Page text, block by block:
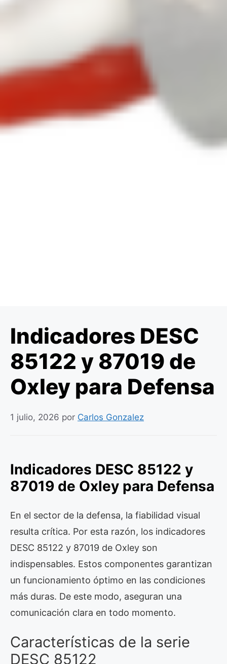
Indicadores DESC
85122 y 87019 de
Oxley para Defensa
1 julio, 2026 por Carlos Gonzalez
Indicadores DESC 85122 y
87019 de Oxley para Defensa
En el sector de la defensa, la fiabilidad visual
resulta crítica. Por esta razón, los indicadores
DESC 85122 y 87019 de Oxley son
indispensables. Estos componentes garantizan
un funcionamiento óptimo en las condiciones
más duras. De este modo, aseguran una
comunicación clara en todo momento.
Características de la serie
DESC 85122